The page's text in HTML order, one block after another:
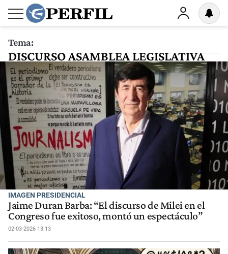
Tema:
DISCURSO ASAMBLEA LEGISLATIVA
IMAGEN PRESIDENCIAL
Jaime Duran Barba: “El discurso de Milei en el
Congreso fue exitoso, montó un espectáculo”
02-03-2026 13:13